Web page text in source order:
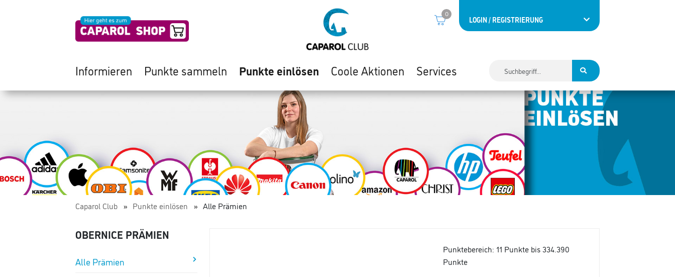
0
LOGIN / REGISTRIERUNG
Informieren Punkte sammeln Punkte einlösen Coole Aktionen Services
Caparol Club Punkte einlösen Alle Prämien
OBERNICE PRÄMIEN
Alle Prämien
Punktebereich: 11 Punkte bis 334.390
Punkte